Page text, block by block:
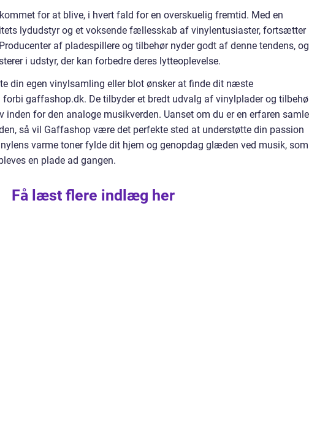
for at blive, i hvert fald for en overskuelig fremtid. Med en
lydudstyr og et voksende fællesskab af vinylentusiaster, fortsætter
af pladespillere og tilbehør nyder godt af denne tendens, og
i udstyr, der kan forbedre deres lytteoplevelse.
din egen vinylsamling eller blot ønsker at finde dit næste
gaffashop.dk. De tilbyder et bredt udvalg af vinylplader og
inden for den analoge musikverden. Uanset om du er en erfaren
så vil Gaffashop være det perfekte sted at understøtte din passion
varme toner fylde dit hjem og genopdag glæden ved musik, som
en plade ad gangen.
Få læst flere indlæg her